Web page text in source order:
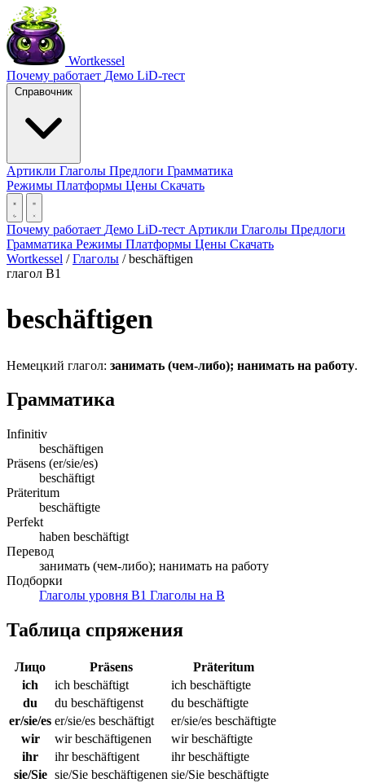
Wortkessel
Почему работает Демо LiD-тест
Справочник
Артикли Глаголы Предлоги Грамматика
Режимы Платформы Цены Скачать
Почему работает Демо LiD-тест Артикли Глаголы Предлоги
Грамматика Режимы Платформы Цены Скачать
Wortkessel / Глаголы / beschäftigen
глагол B1
beschäftigen
Немецкий глагол: занимать (чем-либо); нанимать на работу.
Грамматика
Infinitiv
beschäftigen
Präsens (er/sie/es)
beschäftigt
Präteritum
beschäftigte
Perfekt
haben beschäftigt
Перевод
занимать (чем-либо); нанимать на работу
Подборки
Глаголы уровня B1 Глаголы на B
Таблица спряжения
Лицо Präsens
Präteritum
ich
ich beschäftigt
ich beschäftigte
du
du beschäftigenst
du beschäftigte
er/sie/es er/sie/es beschäftigt
er/sie/es beschäftigte
wir
wir beschäftigenen
wir beschäftigte
ihr
ihr beschäftigent
ihr beschäftigte
sie/Sie sie/Sie beschäftigenen sie/Sie beschäftigte